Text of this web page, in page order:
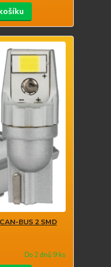
BUS 2 SMD
Do 2 dnů 9 ks